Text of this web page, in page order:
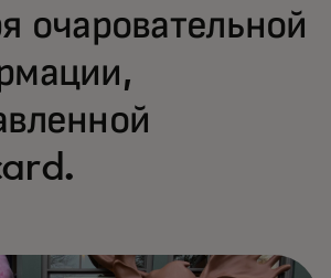
очаровательной